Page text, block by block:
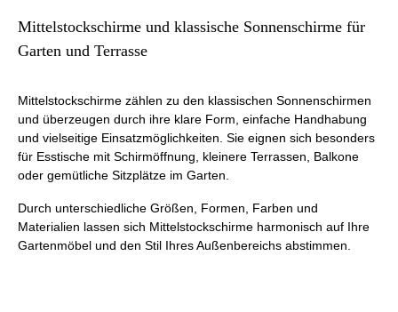
Mittelstockschirme und klassische Sonnenschirme für
Garten und Terrasse
Mittelstockschirme zählen zu den klassischen Sonnenschirmen
und überzeugen durch ihre klare Form, einfache Handhabung
und vielseitige Einsatzmöglichkeiten. Sie eignen sich besonders
für Esstische mit Schirmöffnung, kleinere Terrassen, Balkone
oder gemütliche Sitzplätze im Garten.
Durch unterschiedliche Größen, Formen, Farben und
Materialien lassen sich Mittelstockschirme harmonisch auf Ihre
Gartenmöbel und den Stil Ihres Außenbereichs abstimmen.